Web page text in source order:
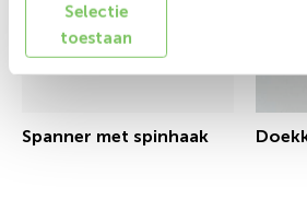
Selectie
toestaan
Spanner met spinhaak